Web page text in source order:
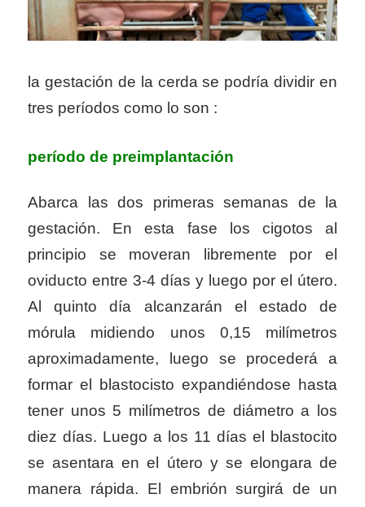
la gestación de la cerda se podría dividir en
tres períodos como lo son :
período de preimplantación
Abarca las dos primeras semanas de la
gestación. En esta fase los cigotos al
principio se moveran libremente por el
oviducto entre 3-4 días y luego por el útero.
Al quinto día alcanzarán el estado de
mórula midiendo unos 0,15 milímetros
aproximadamente, luego se procederá a
formar el blastocisto expandiéndose hasta
tener unos 5 milímetros de diámetro a los
diez días. Luego a los 11 días el blastocito
se asentara en el útero y se elongara de
manera rápida. El embrión surgirá de un